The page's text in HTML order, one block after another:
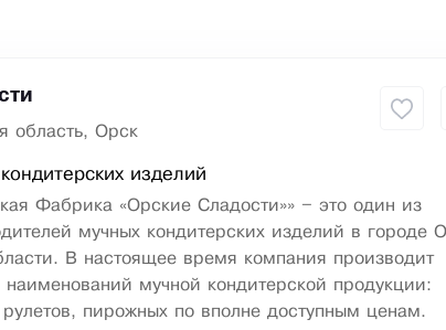
область, Орск
изделий
Фабрика «Орские Сладости»» – это один из
мучных кондитерских изделий в городе
В настоящее время компания производит
мучной кондитерской продукции:
рулетов, пирожных по вполне доступным ценам.